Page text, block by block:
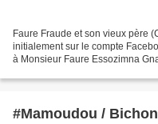
Faure Fraude et son vieux père
initialement sur le compte
à Monsieur Faure Essozimna
#Mamoudou /